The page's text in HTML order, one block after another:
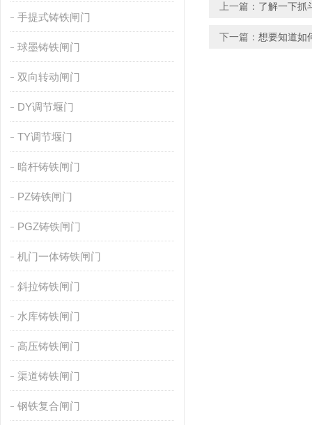
手提式铸铁闸门
球墨铸铁闸门
双向转动闸门
DY调节堰门
TY调节堰门
暗杆铸铁闸门
PZ铸铁闸门
PGZ铸铁闸门
机门一体铸铁闸门
斜拉铸铁闸门
水库铸铁闸门
高压铸铁闸门
渠道铸铁闸门
钢铁复合闸门
上一篇： 了解一下抓
下一篇： 想要知道如